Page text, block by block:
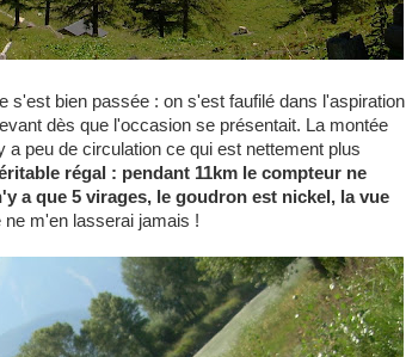
s'est bien passée : on s'est faufilé dans l'aspiration
dès que l'occasion se présentait. La montée
peu de circulation ce qui est nettement plus
régal : pendant 11km le compteur ne
a que 5 virages, le goudron est nickel, la vue
ne m'en lasserai jamais !